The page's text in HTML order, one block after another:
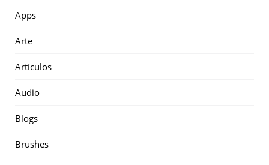
Apps
Arte
Artículos
Audio
Blogs
Brushes